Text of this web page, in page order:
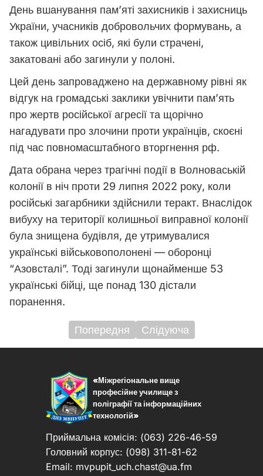
День вшанування пам’яті захисників і захисниць
України, учасників добровольчих формувань, а
також цивільних осіб, які були страчені,
закатовані або загинули у полоні.
Цей день запроваджено на державному рівні як
відгук на громадські заклики увічнити пам’ять
про жертв російської агресії та щорічно
нагадувати про злочини проти українців, скоєні
під час повномасштабного вторгнення рф.
Дата обрана через трагічні події в Волноваській
колонії в ніч проти 29 липня 2022 року, коли
російські загарбники здійснили теракт. Внаслідок
вибуху на території колишньої виправної колонії
була знищена будівля, де утримувалися
українські військовополонені — оборонці
“Азовсталі”. Тоді загинули щонайменше 53
українські бійці, ще понад 130 дістали
поранення.
Навігація
записів
Попередня Слідуюча
«Міжрегіональне вище
професійне училище з
поліграфії та інформаційних
технологій»
Приймальна комісія: (063) 226-46-59
Головний корпус: (098) 311-81-62
Email: mvpupit_uch.chast@ua.fm